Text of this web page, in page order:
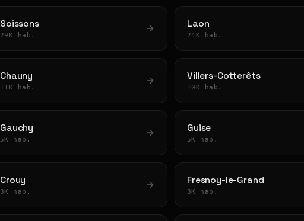
Soissons
29K hab.
Laon
24K hab.
Chauny
11K hab.
Villers-Cotterêts
10K hab.
Gauchy
5K hab.
Guise
5K hab.
Crouy
3K hab.
Fresnoy-le-Grand
3K hab.